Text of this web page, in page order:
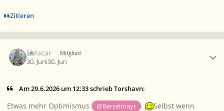
Zitieren
Eldacar Mitglied
30. Juni30. Jun
Am 29.6.2026 um 12:33 schrieb Torshavn:
Etwas mehr Optimismus @Berzelmayr .
Selbst wenn